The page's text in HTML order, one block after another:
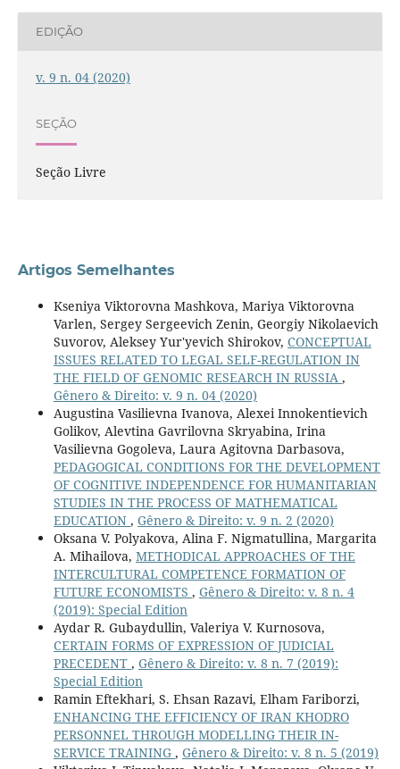
EDIÇÃO
v. 9 n. 04 (2020)
SEÇÃO
Seção Livre
Artigos Semelhantes
Kseniya Viktorovna Mashkova, Mariya Viktorovna
Varlen, Sergey Sergeevich Zenin, Georgiy Nikolaevich
Suvorov, Aleksey Yur'yevich Shirokov, CONCEPTUAL
ISSUES RELATED TO LEGAL SELF-REGULATION IN
THE FIELD OF GENOMIC RESEARCH IN RUSSIA ,
Gênero & Direito: v. 9 n. 04 (2020)
Augustina Vasilievna Ivanova, Alexei Innokentievich
Golikov, Alevtina Gavrilovna Skryabina, Irina
Vasilievna Gogoleva, Laura Agitovna Darbasova,
PEDAGOGICAL CONDITIONS FOR THE DEVELOPMENT
OF COGNITIVE INDEPENDENCE FOR HUMANITARIAN
STUDIES IN THE PROCESS OF MATHEMATICAL
EDUCATION , Gênero & Direito: v. 9 n. 2 (2020)
Oksana V. Polyakova, Alina F. Nigmatullina, Margarita
A. Mihailova, METHODICAL APPROACHES OF THE
INTERCULTURAL COMPETENCE FORMATION OF
FUTURE ECONOMISTS , Gênero & Direito: v. 8 n. 4
(2019): Special Edition
Aydar R. Gubaydullin, Valeriya V. Kurnosova,
CERTAIN FORMS OF EXPRESSION OF JUDICIAL
PRECEDENT , Gênero & Direito: v. 8 n. 7 (2019):
Special Edition
Ramin Eftekhari, S. Ehsan Razavi, Elham Fariborzi,
ENHANCING THE EFFICIENCY OF IRAN KHODRO
PERSONNEL THROUGH MODELLING THEIR IN-
SERVICE TRAINING , Gênero & Direito: v. 8 n. 5 (2019)